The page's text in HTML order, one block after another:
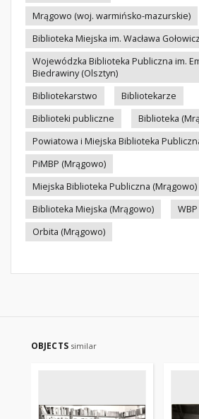
Mrągowo (woj. warmińsko-mazurskie)
Biblioteka Miejska im. Wacława
Wojewódzka Biblioteka Publiczna im.
Biedrawiny (Olsztyn)
Bibliotekarstwo
Bibliotekarze
Biblioteki publiczne
Biblioteka
Powiatowa i Miejska Biblioteka
PiMBP (Mrągowo)
Miejska Biblioteka Publiczna (Mrągowo)
Biblioteka Miejska (Mrągowo)
Orbita (Mrągowo)
OBJECTS similar